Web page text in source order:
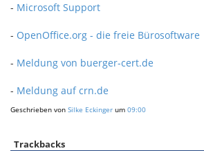
- Microsoft Support
- OpenOffice.org - die freie Bürosoftware
- Meldung von buerger-cert.de
- Meldung auf crn.de
Geschrieben von Silke Eckinger um 09:00
Trackbacks